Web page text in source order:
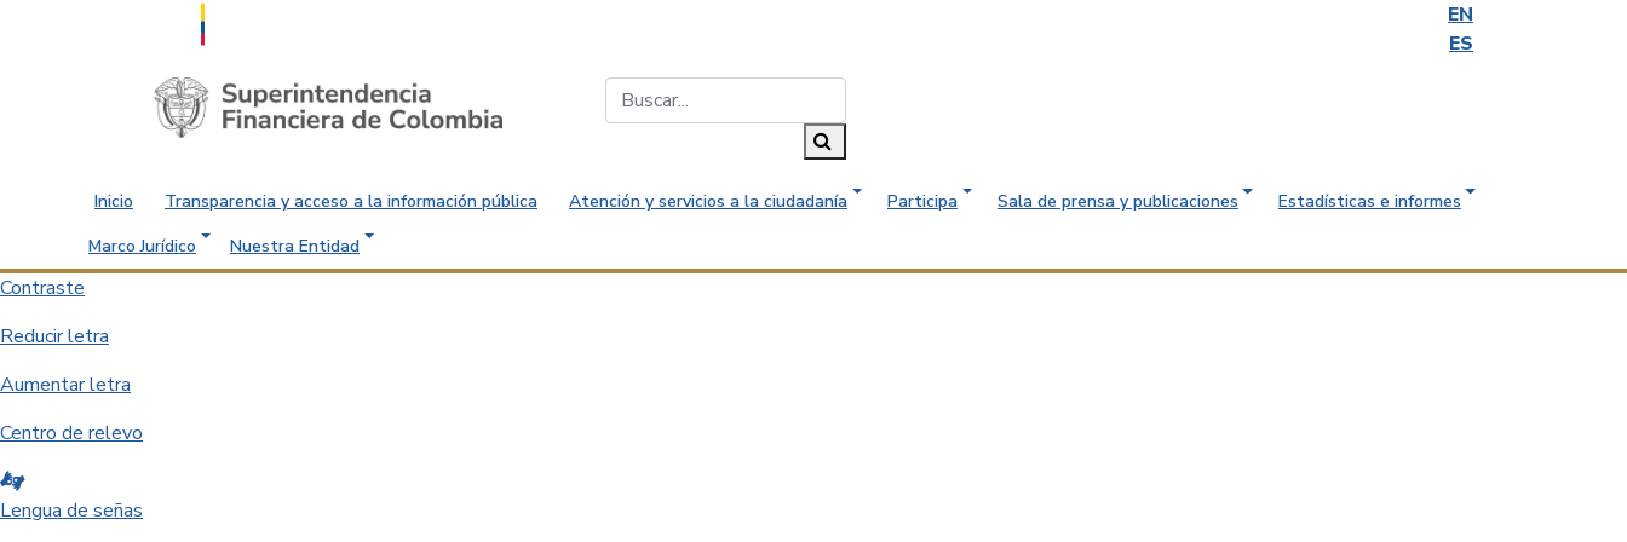
EN
ES
Saltar al contenido principal
Inicio Transparencia y acceso a la información pública Atención y servicios a la ciudadanía Participa Sala de prensa y publicaciones
Estadísticas e informes
Marco Jurídico
Nuestra Entidad
Contraste
Reducir letra
Aumentar letra
Centro de relevo
Lengua de señas